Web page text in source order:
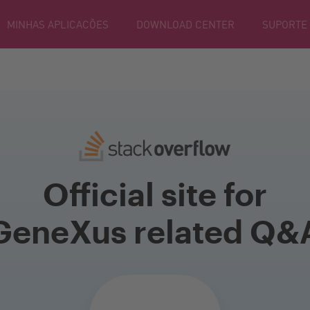
MINHAS APLICACÕES DOWNLOAD CENTER SUPORTE
Official site for
related